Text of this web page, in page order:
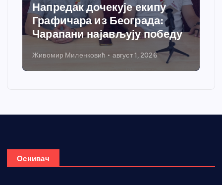
Напредак дочекује екипу
Графичара из Београда:
Чарапани најављују победу
Живомир Миленковић август 1, 2026
Оснивач